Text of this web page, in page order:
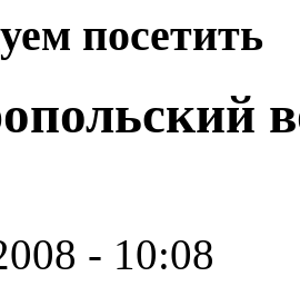
посетить
- 10:08